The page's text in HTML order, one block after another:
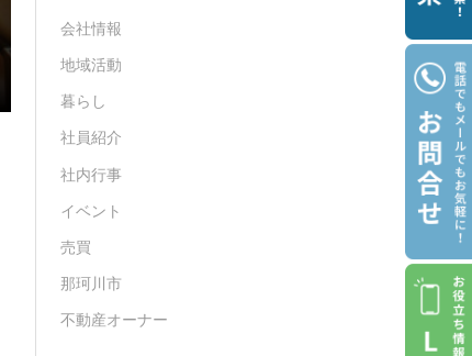
会社情報
地域活動
暮らし
社員紹介
社内行事
イベント
売買
那珂川市
不動産オーナー